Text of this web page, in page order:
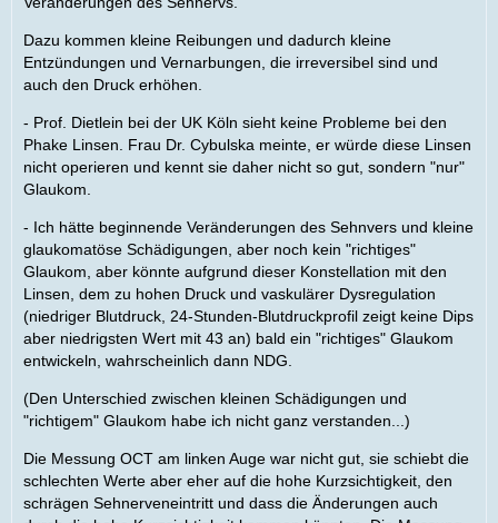
Dazu kommen kleine Reibungen und dadurch kleine
Entzündungen und Vernarbungen, die irreversibel sind und
auch den Druck erhöhen.
- Prof. Dietlein bei der UK Köln sieht keine Probleme bei den
Phake Linsen. Frau Dr. Cybulska meinte, er würde diese Linsen
nicht operieren und kennt sie daher nicht so gut, sondern "nur"
Glaukom.
- Ich hätte beginnende Veränderungen des Sehnvers und kleine
glaukomatöse Schädigungen, aber noch kein "richtiges"
Glaukom, aber könnte aufgrund dieser Konstellation mit den
Linsen, dem zu hohen Druck und vaskulärer Dysregulation
(niedriger Blutdruck, 24-Stunden-Blutdruckprofil zeigt keine Dips
aber niedrigsten Wert mit 43 an) bald ein "richtiges" Glaukom
entwickeln, wahrscheinlich dann NDG.
(Den Unterschied zwischen kleinen Schädigungen und
"richtigem" Glaukom habe ich nicht ganz verstanden...)
Die Messung OCT am linken Auge war nicht gut, sie schiebt die
schlechten Werte aber eher auf die hohe Kurzsichtigkeit, den
schrägen Sehnerveneintritt und dass die Änderungen auch